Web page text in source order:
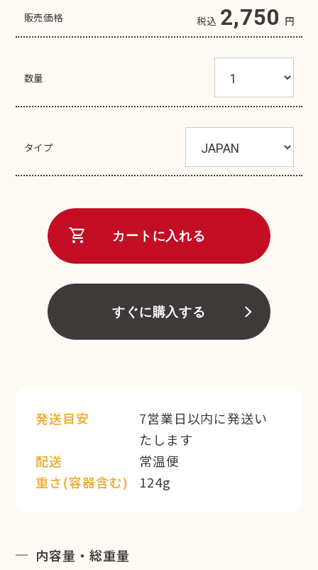
販売価格 税込 2,750 円
数量
タイプ
shopping_cart カートに入れる
すぐに購入する
発送目安
7営業日以内に発送い
たします
配送
常温便
重さ(容器含む)
124g
内容量・総重量